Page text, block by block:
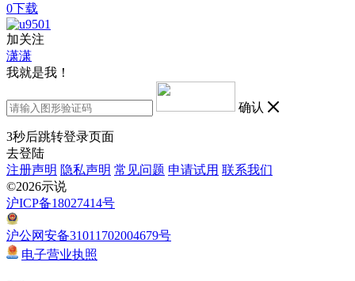
0下载
加关注
潇潇
我就是我！
确认
3秒后跳转登录页面
去登陆
注册声明 隐私声明 常见问题 申请试用 联系我们
©2026示说
沪ICP备18027414号
沪公网安备31011702004679号
电子营业执照